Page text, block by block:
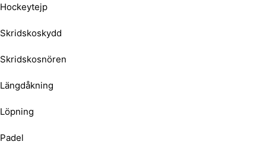
Hockeytejp
Skridskoskydd
Skridskosnören
Längdåkning
Löpning
Padel